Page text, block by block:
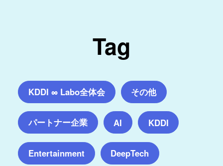
Tag
KDDI ∞ Labo全体会 その他
パートナー企業 AI KDDI
Entertainment DeepTech